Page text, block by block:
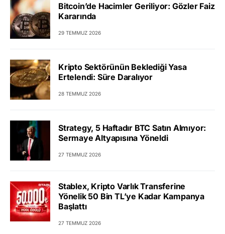
Bitcoin’de Hacimler Geriliyor: Gözler Faiz
Kararında
29 TEMMUZ 2026
Kripto Sektörünün Beklediği Yasa
Ertelendi: Süre Daralıyor
28 TEMMUZ 2026
Strategy, 5 Haftadır BTC Satın Almıyor:
Sermaye Altyapısına Yöneldi
27 TEMMUZ 2026
Stablex, Kripto Varlık Transferine
Yönelik 50 Bin TL’ye Kadar Kampanya
Başlattı
27 TEMMUZ 2026